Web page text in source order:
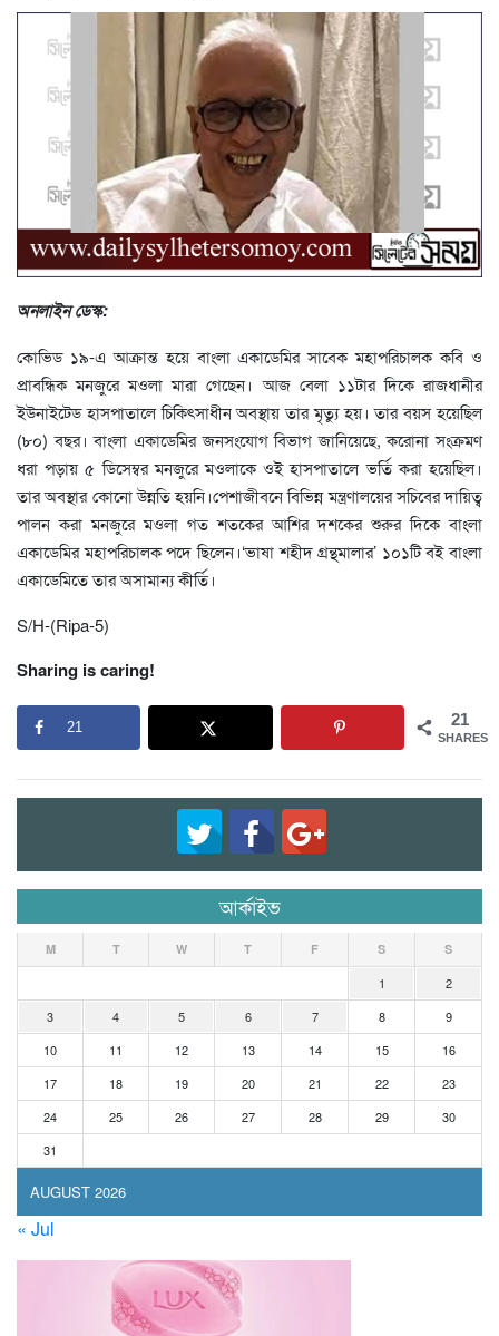
অনলাইন ডেস্ক:
কোভিড ১৯-এ আক্রান্ত হয়ে বাংলা একাডেমির সাবেক মহাপরিচালক কবি ও
প্রাবন্ধিক মনজুরে মওলা মারা গেছেন। আজ বেলা ১১টার দিকে রাজধানীর
ইউনাইটেড হাসপাতালে চিকিৎসাধীন অবস্থায় তার মৃত্যু হয়। তার বয়স হয়েছিল
(৮০) বছর। বাংলা একাডেমির জনসংযোগ বিভাগ জানিয়েছে, করোনা সংক্রমণ
ধরা পড়ায় ৫ ডিসেম্বর মনজুরে মওলাকে ওই হাসপাতালে ভর্তি করা হয়েছিল।
তার অবস্থার কোনো উন্নতি হয়নি।পেশাজীবনে বিভিন্ন মন্ত্রণালয়ের সচিবের দায়িত্ব
পালন করা মনজুরে মওলা গত শতকের আশির দশকের শুরুর দিকে বাংলা
একাডেমির মহাপরিচালক পদে ছিলেন।‘ভাষা শহীদ গ্রন্থমালার’ ১০১টি বই বাংলা
একাডেমিতে তার অসামান্য কীর্তি।
S/H-(Ripa-5)
Sharing is caring!
21
SHARES
21
আর্কাইভ
AUGUST 2026
M T W T F S S
1
2
3
4 5 6 7 8
9
10
11 12 13 14 15
16
17
18 19 20 21 22
23
24
25 26 27 28 29
30
31
« Jul